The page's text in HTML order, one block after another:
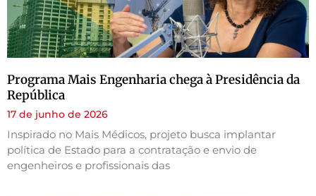
Programa Mais Engenharia chega à Presidência da
República
17 de junho de 2026
Inspirado no Mais Médicos, projeto busca implantar
política de Estado para a contratação e envio de
engenheiros e profissionais das